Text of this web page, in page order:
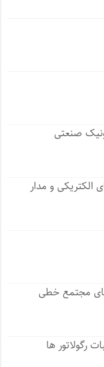
صنعتی
الکتریکی و مدار
مجتمع خطی
رگولاتور ها